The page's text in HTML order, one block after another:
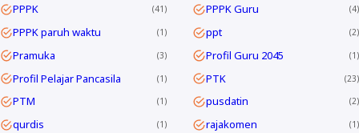
PPPK 41 PPPK Guru 4
PPPK paruh waktu 1 ppt 2
Pramuka 3 Profil Guru 2045 1
Profil Pelajar Pancasila 1 PTK 23
PTM 1 pusdatin 2
qurdis 1 rajakomen 1